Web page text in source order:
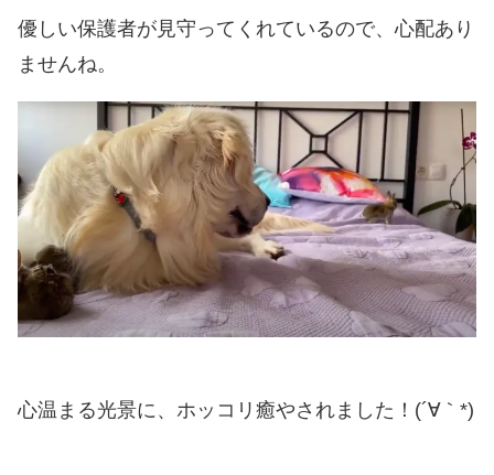
優しい保護者が見守ってくれているので、心配あり
ませんね。
心温まる光景に、ホッコリ癒やされました！(´∀｀*)